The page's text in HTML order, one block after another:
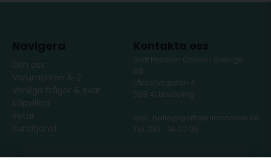
Om oss
Varumärken A-Z
Vanliga frågor & svar
Köpvillkor
Retur
Kundtjänst
Golf Fashion Online i Sverige
AB
Låskolvsgatan 4
589 41 Linköping
Mail: hello@golffashiononline.se
Tel: 013 - 14 00 95